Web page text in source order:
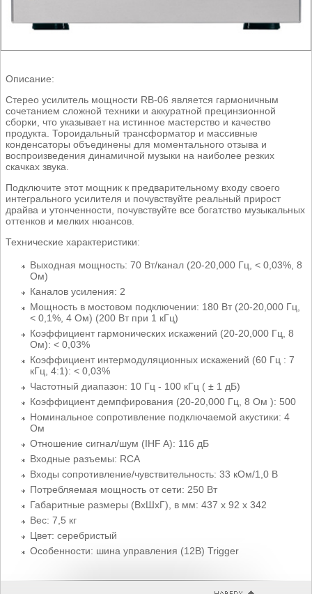
Описание:
Стерео усилитель мощности RB-06 является гармоничным
сочетанием сложной техники и аккуратной прецинзионной
сборки, что указывает на истинное мастерство и качество
продукта. Тороидальный трансформатор и массивные
конденсаторы объединены для моментального отзыва и
воспроизведения динамичной музыки на наиболее резких
скачках звука.
Подключите этот мощник к предварительному входу своего
интегрального усилителя и почувствуйте реальный прирост
драйва и утонченности, почувствуйте все богатство музыкальных
оттенков и мелких нюансов.
Технические характеристики:
Выходная мощность: 70 Вт/канал (20-20,000 Гц, < 0,03%, 8
Ом)
Каналов усиления: 2
Мощность в мостовом подключении: 180 Вт (20-20,000 Гц,
< 0,1%, 4 Ом) (200 Вт при 1 кГц)
Коэффициент гармонических искажений (20-20,000 Гц, 8
Ом): < 0,03%
Коэффициент интермодуляционных искажений (60 Гц : 7
кГц, 4:1): < 0,03%
Частотный диапазон: 10 Гц - 100 кГц ( ± 1 дБ)
Коэффициент демпфирования (20-20,000 Гц, 8 Ом ): 500
Номинальное сопротивление подключаемой акустики: 4
Ом
Отношение сигнал/шум (IHF A): 116 дБ
Входные разъемы: RCA
Входы сопротивление/чувствительность: 33 кОм/1,0 В
Потребляемая мощность от сети: 250 Вт
Габаритные размеры (ВхШхГ), в мм: 437 x 92 x 342
Вес: 7,5 кг
Цвет: серебристый
Особенности: шина управления (12В) Trigger